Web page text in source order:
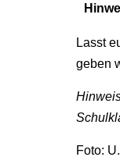
Lasst
geben
Foto: